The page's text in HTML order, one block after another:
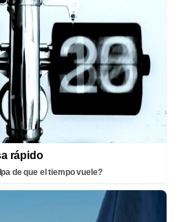
rápido
de que el tiempo vuele?